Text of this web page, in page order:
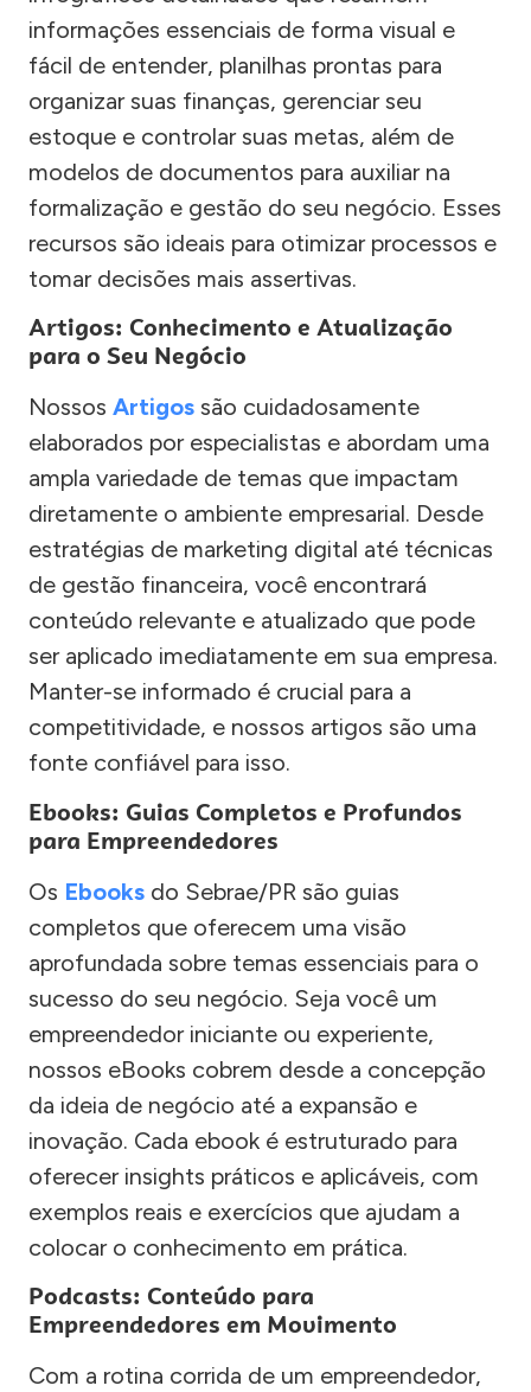
informações essenciais de forma visual e
fácil de entender, planilhas prontas para
organizar suas finanças, gerenciar seu
estoque e controlar suas metas, além de
modelos de documentos para auxiliar na
formalização e gestão do seu negócio. Esses
recursos são ideais para otimizar processos e
tomar decisões mais assertivas.
Artigos: Conhecimento e Atualização
para o Seu Negócio
Nossos Artigos são cuidadosamente
elaborados por especialistas e abordam uma
ampla variedade de temas que impactam
diretamente o ambiente empresarial. Desde
estratégias de marketing digital até técnicas
de gestão financeira, você encontrará
conteúdo relevante e atualizado que pode
ser aplicado imediatamente em sua empresa.
Manter-se informado é crucial para a
competitividade, e nossos artigos são uma
fonte confiável para isso.
Ebooks: Guias Completos e Profundos
para Empreendedores
Os Ebooks do Sebrae/PR são guias
completos que oferecem uma visão
aprofundada sobre temas essenciais para o
sucesso do seu negócio. Seja você um
empreendedor iniciante ou experiente,
nossos eBooks cobrem desde a concepção
da ideia de negócio até a expansão e
inovação. Cada ebook é estruturado para
oferecer insights práticos e aplicáveis, com
exemplos reais e exercícios que ajudam a
colocar o conhecimento em prática.
Podcasts: Conteúdo para
Empreendedores em Movimento
Com a rotina corrida de um empreendedor,